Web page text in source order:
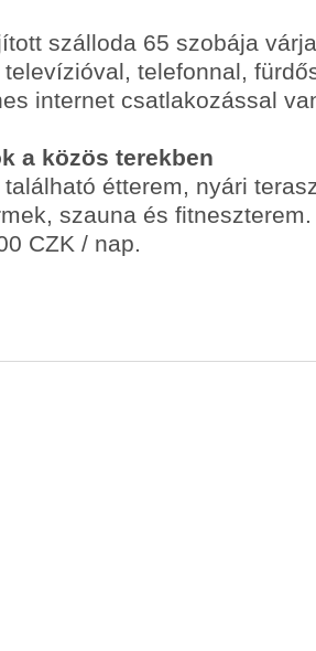
szálloda 65 szobája
telefonnal,
internet csatlakozással
a közös terekben
étterem, nyári
szauna és
CZK / nap.